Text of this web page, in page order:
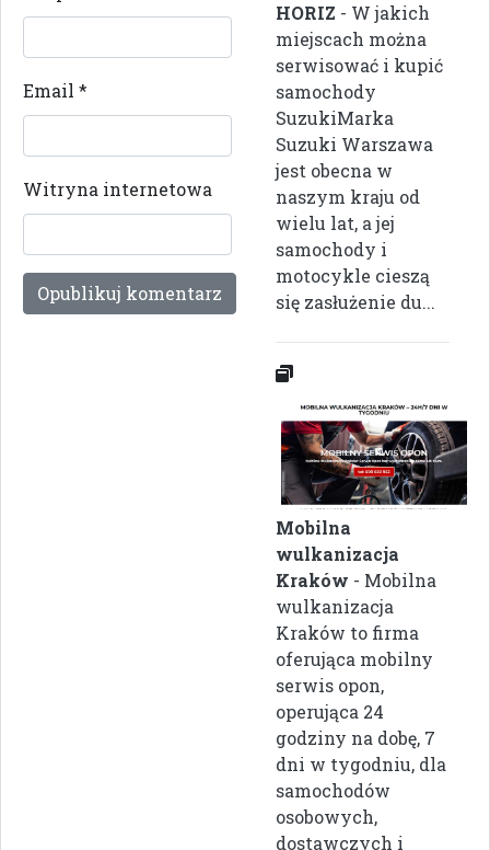
Email *
Witryna internetowa
HORIZ - W jakich
miejscach można
serwisować i kupić
samochody
SuzukiMarka
Suzuki Warszawa
jest obecna w
naszym kraju od
wielu lat, a jej
samochody i
motocykle cieszą
się zasłużenie du...
Mobilna
wulkanizacja
Kraków - Mobilna
wulkanizacja
Kraków to firma
oferująca mobilny
serwis opon,
operująca 24
godziny na dobę, 7
dni w tygodniu, dla
samochodów
osobowych,
dostawczych i